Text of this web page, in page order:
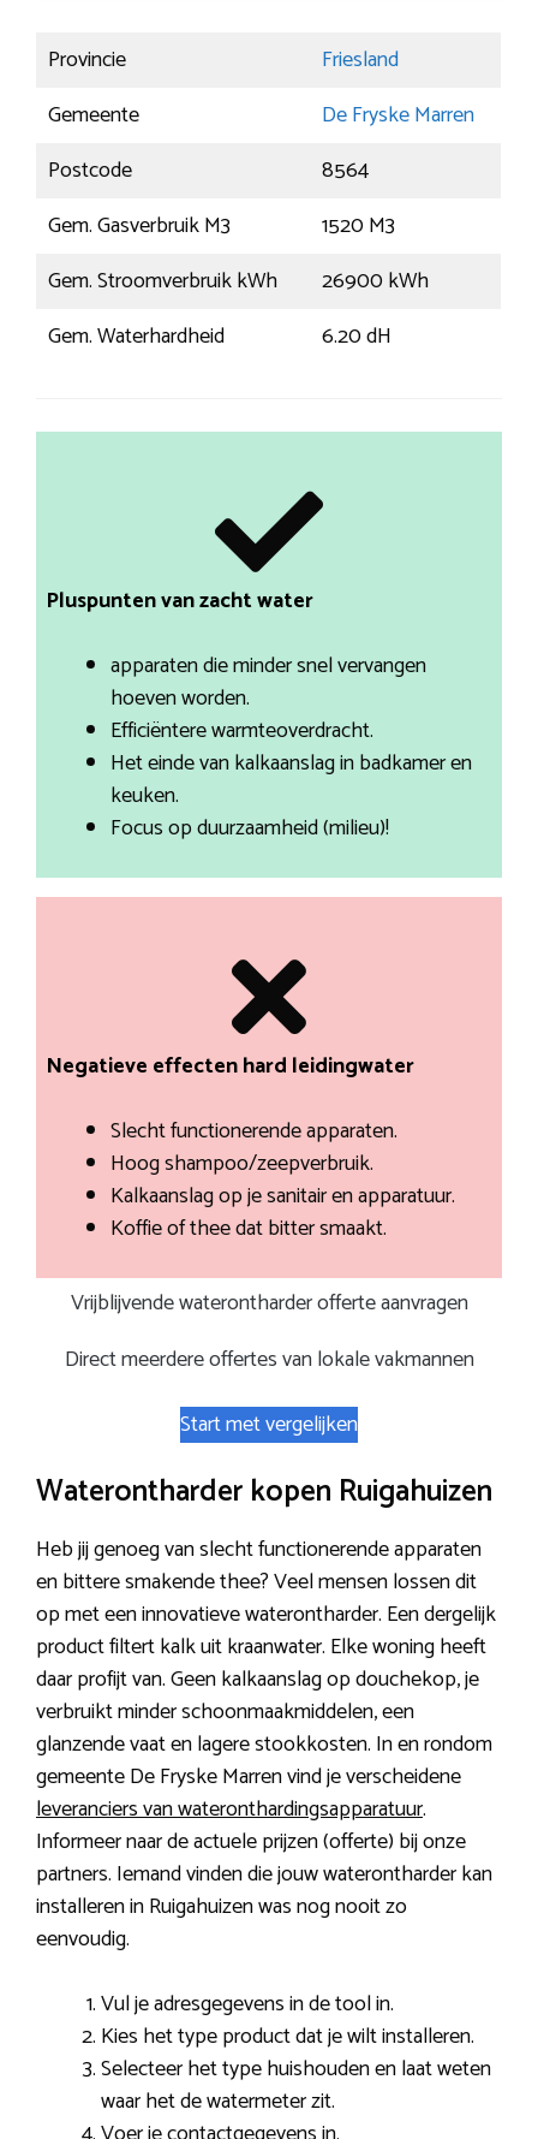
Provincie
Friesland
Gemeente
De Fryske Marren
Postcode
8564
Gem. Gasverbruik M3
1520 M3
Gem. Stroomverbruik kWh
26900 kWh
Gem. Waterhardheid
6.20 dH
Pluspunten van zacht water
apparaten die minder snel vervangen
hoeven worden.
Efficiëntere warmteoverdracht.
Het einde van kalkaanslag in badkamer en
keuken.
Focus op duurzaamheid (milieu)!
Negatieve effecten hard leidingwater
Slecht functionerende apparaten.
Hoog shampoo/zeepverbruik.
Kalkaanslag op je sanitair en apparatuur.
Koffie of thee dat bitter smaakt.
Vrijblijvende waterontharder offerte aanvragen
Direct meerdere offertes van lokale vakmannen
Start met vergelijken
Waterontharder kopen Ruigahuizen
Heb jij genoeg van slecht functionerende apparaten
en bittere smakende thee? Veel mensen lossen dit
op met een innovatieve waterontharder. Een dergelijk
product filtert kalk uit kraanwater. Elke woning heeft
daar profijt van. Geen kalkaanslag op douchekop, je
verbruikt minder schoonmaakmiddelen, een
glanzende vaat en lagere stookkosten. In en rondom
gemeente De Fryske Marren vind je verscheidene
leveranciers van wateronthardingsapparatuur.
Informeer naar de actuele prijzen (offerte) bij onze
partners. Iemand vinden die jouw waterontharder kan
installeren in Ruigahuizen was nog nooit zo
eenvoudig.
Vul je adresgegevens in de tool in.
Kies het type product dat je wilt installeren.
Selecteer het type huishouden en laat weten
waar het de watermeter zit.